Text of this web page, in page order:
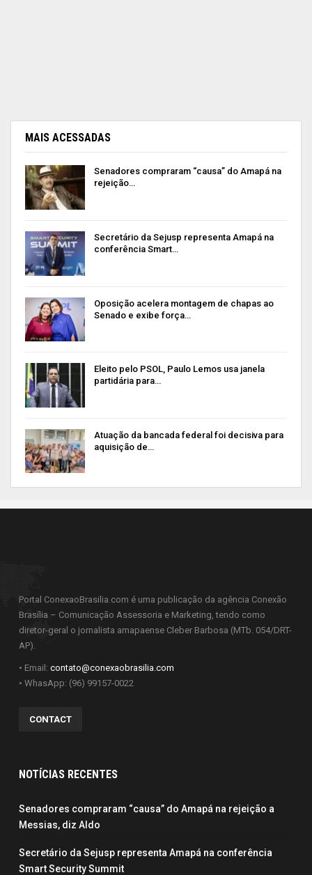
MAIS ACESSADAS
Senadores compraram “causa” do Amapá na
rejeição…
Secretário da Sejusp representa Amapá na
conferência Smart…
Oposição acelera montagem de chapas ao
Senado e exibe força…
Eleito pelo PSOL, Paulo Lemos usa janela
partidária para…
Atuação da bancada federal foi decisiva para
aquisição de…
Portal ConexaoBrasilia.com é uma publicação da agência Conexão
Brasília – Comunicação Assessoria e Marketing, tendo como
diretor-geral o jornalista amapaense Cleber Barbosa (MTb. 054/DRT-
AP).
• Email: contato@conexaobrasilia.com
• WhasApp: (96) 99157-0022
CONTACT
NOTÍCIAS RECENTES
Senadores compraram “causa” do Amapá na rejeição a
Messias, diz Aldo
Secretário da Sejusp representa Amapá na conferência
Smart Security Summit